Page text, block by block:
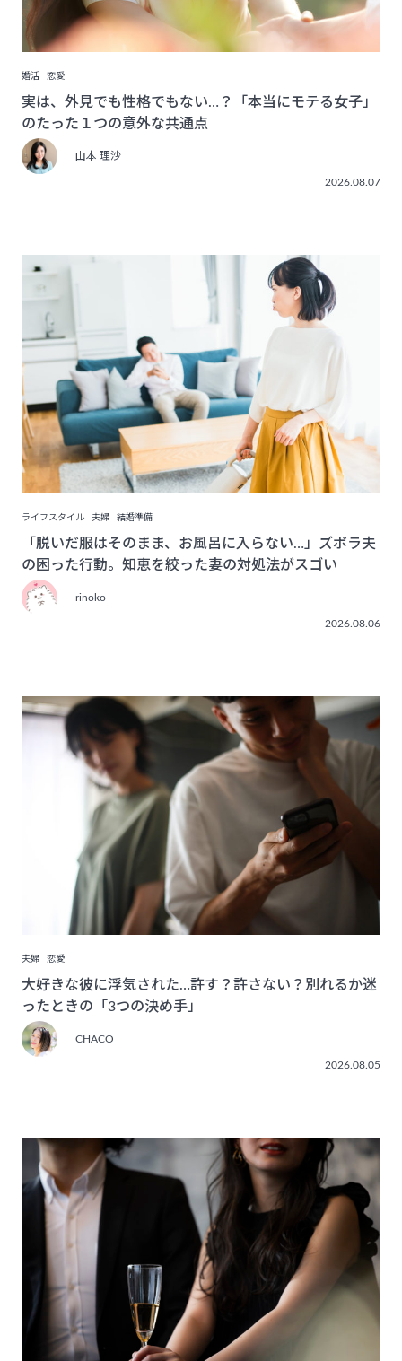
婚活 恋愛
実は、外見でも性格でもない…？「本当にモテる女子」
のたった１つの意外な共通点
山本 理沙
2026.08.07
ライフスタイル 夫婦 結婚準備
「脱いだ服はそのまま、お風呂に入らない…」ズボラ夫
の困った行動。知恵を絞った妻の対処法がスゴい
rinoko
2026.08.06
夫婦 恋愛
大好きな彼に浮気された…許す？許さない？別れるか迷
ったときの「3つの決め手」
CHACO
2026.08.05